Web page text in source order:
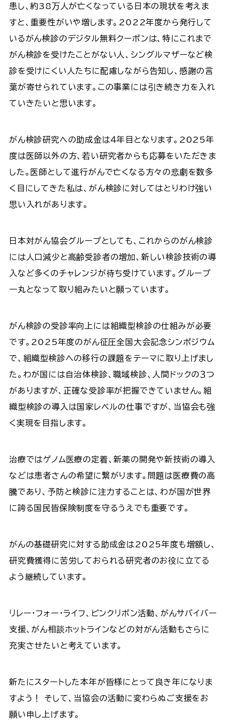
患し、約38万人が亡くなっている日本の現状を考えま
すと、重要性がいや増します。2022年度から発行して
いるがん検診のデジタル無料クーポンは、特にこれまで
がん検診を受けたことがない人、シングルマザーなど検
診を受けにくい人たちに配慮しながら告知し、感謝の言
葉が寄せられています。この事業には引き続き力を入れ
ていきたいと思います。
がん検診研究への助成金は４年目となります。2025年
度は医師以外の方、若い研究者からも応募をいただきま
した。医師として進行がんで亡くなる方々の悲劇を数多
く目にしてきた私は、がん検診に対してはとりわけ強い
思い入れがあります。
日本対がん協会グループとしても、これからのがん検診
には人口減少と高齢受診者の増加、新しい検診技術の導
入など多くのチャレンジが待ち受けています。グループ
一丸となって取り組みたいと願っています。
がん検診の受診率向上には組織型検診の仕組みが必要
です。2025年度のがん征圧全国大会記念シンポジウム
で、組織型検診への移行の課題をテーマに取り上げまし
た。わが国には自治体検診、職域検診、人間ドックの３つ
がありますが、正確な受診率が把握できていません。組
織型検診の導入は国家レベルの仕事ですが、当協会も強
く実現を目指します。
治療ではゲノム医療の定着、新薬の開発や新技術の導入
などは患者さんの希望に繋がります。問題は医療費の高
騰であり、予防と検診に注力することは、わが国が世界
に誇る国民皆保険制度を守るうえでも重要です。
がんの基礎研究に対する助成金は2025年度も増額し、
研究費獲得に苦労しておられる研究者のお役に立てる
よう継続しています。
リレー・フォー・ライフ、ピンクリボン活動、がんサバイバー
支援、がん相談ホットラインなどの対がん活動もさらに
充実させたいと考えています。
新たにスタートした本年が皆様にとって良き年になりま
すよう！ そして、当協会の活動に変わらぬご支援をお
願い申し上げます。